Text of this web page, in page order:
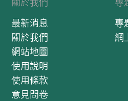
關於我們
最新消息
關於我們
網站地圖
使用說明
使用條款
意見問卷
專
專
網